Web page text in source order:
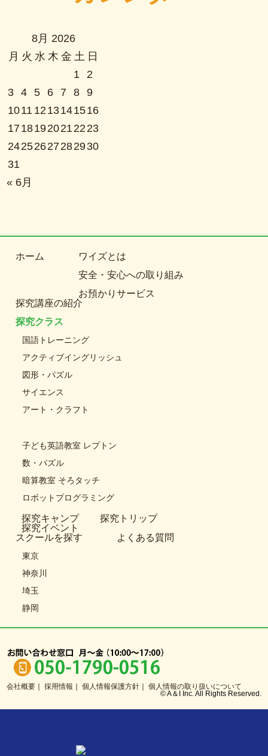
8月 2026
月 火 水 木 金 土 日
1
2
3
4 5 6 7 8
9
1011 1213141516
17181920212223
24252627282930
31
« 6月
ホーム
ワイズとは
安全・安心への取り組み
お預かりサービス
探究講座の紹介
探究クラス
国語トレーニング
アクティブイングリッシュ
図形・パズル
サイエンス
アート・クラフト
子ども英語教室 レプトン
数・パズル
暗算教室 そろタッチ
ロボットプログラミング
探究キャンプ
探究トリップ
探究イベント
スクールを探す
東京
神奈川
埼玉
静岡
よくある質問
会社概要 採用情報 個人情報保護方針
個人情報の取り扱いについて
© A＆I Inc. All Rights Reserved.